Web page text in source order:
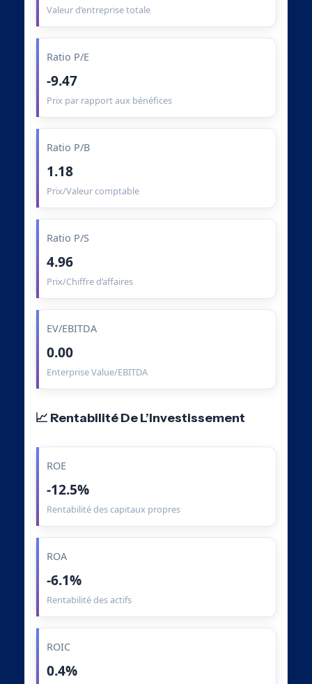
Valeur d’entreprise totale
Ratio P/E
-9.47
Prix par rapport aux bénéfices
Ratio P/B
1.18
Prix/Valeur comptable
Ratio P/S
4.96
Prix/Chiffre d’affaires
EV/EBITDA
0.00
Enterprise Value/EBITDA
📈 Rentabilité De L’Investissement
ROE
-12.5%
Rentabilité des capitaux propres
ROA
-6.1%
Rentabilité des actifs
ROIC
0.4%